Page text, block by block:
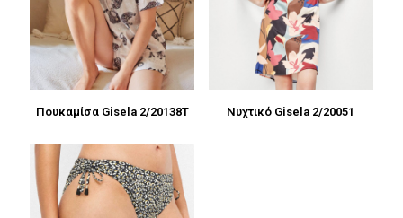
Πουκαμίσα Gisela 2/20138T Νυχτικό Gisela 2/20051